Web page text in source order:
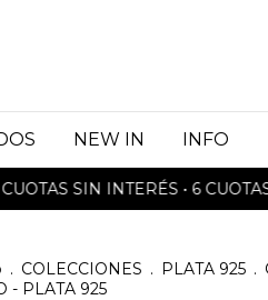
NEW IN INFO
SIN INTERÉS • 6 CUOTAS
. COLECCIONES . PLATA 925 .
- PLATA 925